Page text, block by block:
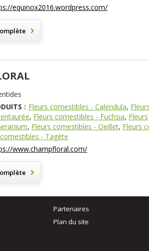
equinox2016.wordpress.com/
: Fleurs comestibles - Calendula, Fleurs
, Fleurs comestibles - Fuchsia, Fleurs
, Fleurs comestibles - Oeillet, Fleurs
- Tagète
www.champfloral.com/
Partenaires
Plan du site